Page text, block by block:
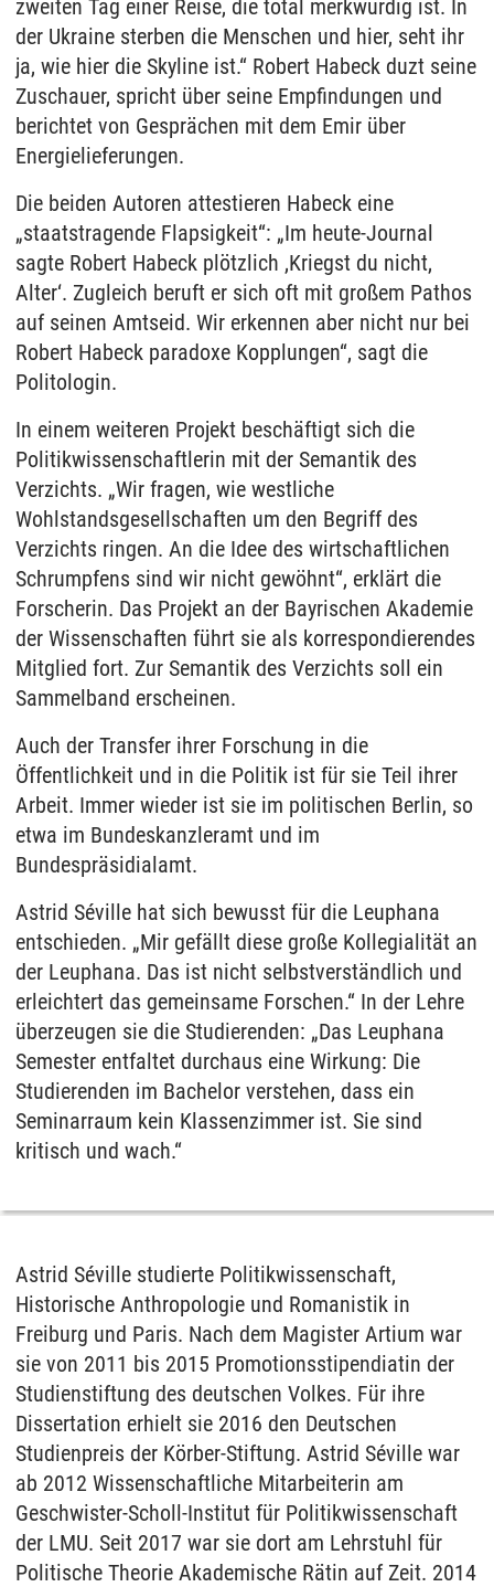
zweiten Tag einer Reise, die total merkwürdig ist. In
der Ukraine sterben die Menschen und hier, seht ihr
ja, wie hier die Skyline ist.“ Robert Habeck duzt seine
Zuschauer, spricht über seine Empfindungen und
berichtet von Gesprächen mit dem Emir über
Energielieferungen.
Die beiden Autoren attestieren Habeck eine
„staatstragende Flapsigkeit“: „Im heute-Journal
sagte Robert Habeck plötzlich ,Kriegst du nicht,
Alter‘. Zugleich beruft er sich oft mit großem Pathos
auf seinen Amtseid. Wir erkennen aber nicht nur bei
Robert Habeck paradoxe Kopplungen“, sagt die
Politologin.
In einem weiteren Projekt beschäftigt sich die
Politikwissenschaftlerin mit der Semantik des
Verzichts. „Wir fragen, wie westliche
Wohlstandsgesellschaften um den Begriff des
Verzichts ringen. An die Idee des wirtschaftlichen
Schrumpfens sind wir nicht gewöhnt“, erklärt die
Forscherin. Das Projekt an der Bayrischen Akademie
der Wissenschaften führt sie als korrespondierendes
Mitglied fort. Zur Semantik des Verzichts soll ein
Sammelband erscheinen.
Auch der Transfer ihrer Forschung in die
Öffentlichkeit und in die Politik ist für sie Teil ihrer
Arbeit. Immer wieder ist sie im politischen Berlin, so
etwa im Bundeskanzleramt und im
Bundespräsidialamt.
Astrid Séville hat sich bewusst für die Leuphana
entschieden. „Mir gefällt diese große Kollegialität an
der Leuphana. Das ist nicht selbstverständlich und
erleichtert das gemeinsame Forschen.“ In der Lehre
überzeugen sie die Studierenden: „Das Leuphana
Semester entfaltet durchaus eine Wirkung: Die
Studierenden im Bachelor verstehen, dass ein
Seminarraum kein Klassenzimmer ist. Sie sind
kritisch und wach.“
Astrid Séville studierte Politikwissenschaft,
Historische Anthropologie und Romanistik in
Freiburg und Paris. Nach dem Magister Artium war
sie von 2011 bis 2015 Promotionsstipendiatin der
Studienstiftung des deutschen Volkes. Für ihre
Dissertation erhielt sie 2016 den Deutschen
Studienpreis der Körber-Stiftung. Astrid Séville war
ab 2012 Wissenschaftliche Mitarbeiterin am
Geschwister-Scholl-Institut für Politikwissenschaft
der LMU. Seit 2017 war sie dort am Lehrstuhl für
Politische Theorie Akademische Rätin auf Zeit. 2014